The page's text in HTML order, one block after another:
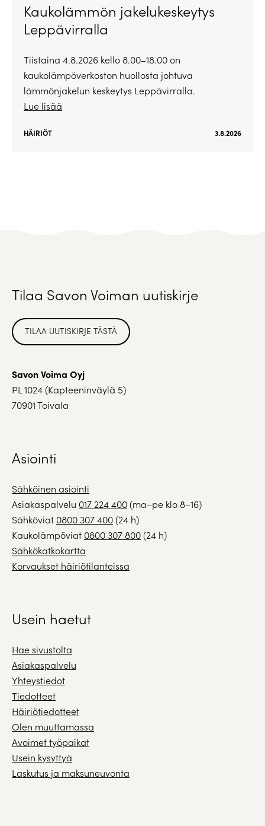
Kaukolämmön jakelukeskeytys
Leppävirralla
Tiistaina 4.8.2026 kello 8.00–18.00 on
kaukolämpöverkoston huollosta johtuva
lämmönjakelun keskeytys Leppävirralla.
Lue lisää
HÄIRIÖT 3.8.2026
Tilaa Savon Voiman uutiskirje
TILAA UUTISKIRJE TÄSTÄ
Savon Voima Oyj
PL 1024 (Kapteeninväylä 5)
70901 Toivala
Asiointi
Sähköinen asiointi
Asiakaspalvelu 017 224 400(ma–pe klo 8–16)
Sähköviat 0800 307 400(24 h)
Kaukolämpöviat 0800 307 800(24 h)
Sähkökatkokartta
Korvaukset häiriötilanteissa
Usein haetut
Hae sivustolta
Asiakaspalvelu
Yhteystiedot
Tiedotteet
Häiriötiedotteet
Olen muuttamassa
Avoimet työpaikat
Usein kysyttyä
Laskutus ja maksuneuvonta